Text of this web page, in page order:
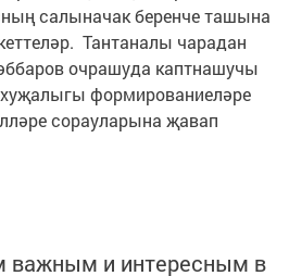
салыначак беренче ташына
Тантаналы чарадан
очрашуда каптнашучы
формированиеләре
сорауларына җавап
важным и интересным в